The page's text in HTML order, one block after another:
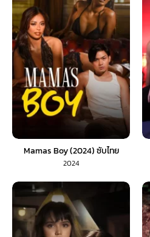
Mamas Boy (2024) ซับไทย
2024